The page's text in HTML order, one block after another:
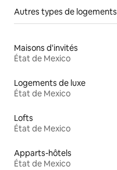
Autres types de logements
Maisons d'invités
État de Mexico
Logements de luxe
État de Mexico
Lofts
État de Mexico
Apparts-hôtels
État de Mexico